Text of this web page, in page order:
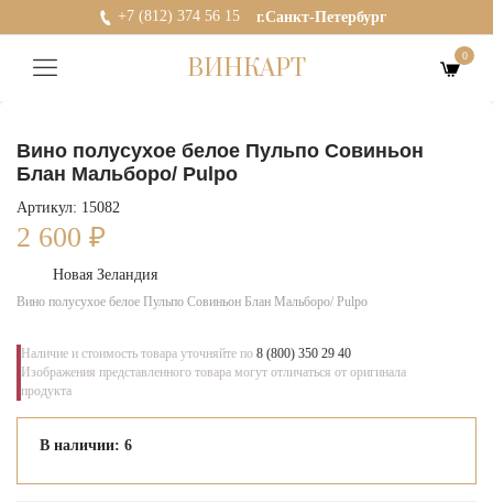
+7 (812) 374 56 15 г.Санкт-Петербург
ВИНКАРТ 0
Вино полусухое белое Пульпо Совиньон
Блан Мальборо/ Pulpo
Артикул: 15082
2 600 ₽
Новая Зеландия
Вино полусухое белое Пульпо Совиньон Блан Мальборо/ Pulpo
Наличие и стоимость товара уточняйте по 8 (800) 350 29 40
Изображения представленного товара могут отличаться от оригинала
продукта
В наличии: 6